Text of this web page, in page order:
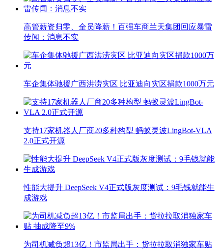
高管薪资归零、全员降薪！百强车商兰天集团回应暴雷
传闻：消息不实
车企集体驰援广西洪涝灾区 比亚迪向灾区捐款1000万元
支持17家机器人厂商20多种构型 蚂蚁灵波LingBot-VLA
2.0正式开源
性能大提升 DeepSeek V4正式版灰度测试：9毛钱就能生
成游戏
为司机减负超13亿！市监局出手：货拉拉取消独家车贴